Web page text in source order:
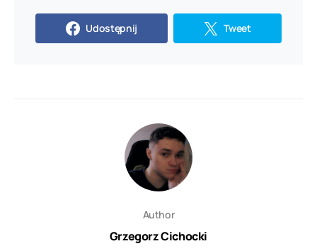
Udostępnij Tweet
Author
Grzegorz Cichocki